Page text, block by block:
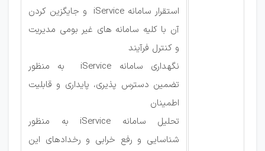
استقرار سامانه iService و جایگزین کردن
آن با کلیه سامانه های غیر بومی مدیریت
و کنترل فرآیند
نگهداری سامانه iService به منظور
تضمین دسترس پذیری، پایداری و قابلیت
اطمینان
تحلیل سامانه iService به منظور
شناسایی و رفع خرابی و رخدادهای این